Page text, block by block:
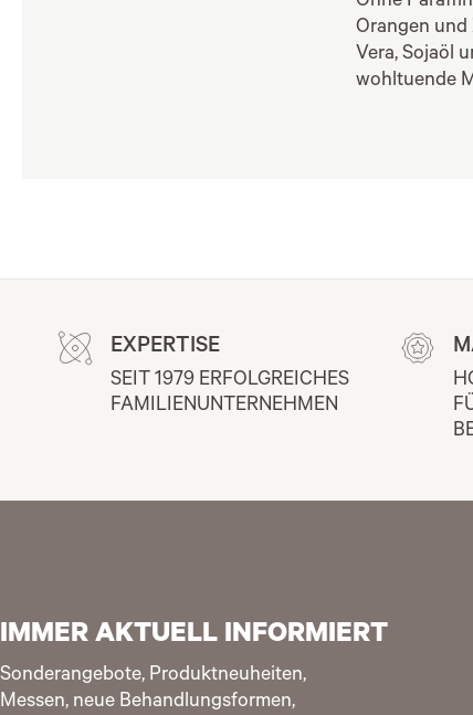
Orangen und
Vera, Sojaöl
wohltuende
EXPERTISE
SEIT 1979 ERFOLGREICHES
FAMILIENUNTERNEHMEN
IMMER AKTUELL INFORMIERT
Sonderangebote, Produktneuheiten,
Messen, neue Behandlungsformen,